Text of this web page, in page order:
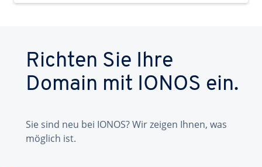
Richten Sie Ihre
Domain mit IONOS ein.
Sie sind neu bei IONOS? Wir zeigen Ihnen, was
möglich ist.